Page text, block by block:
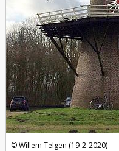
Willem Telgen (19-2-2020)